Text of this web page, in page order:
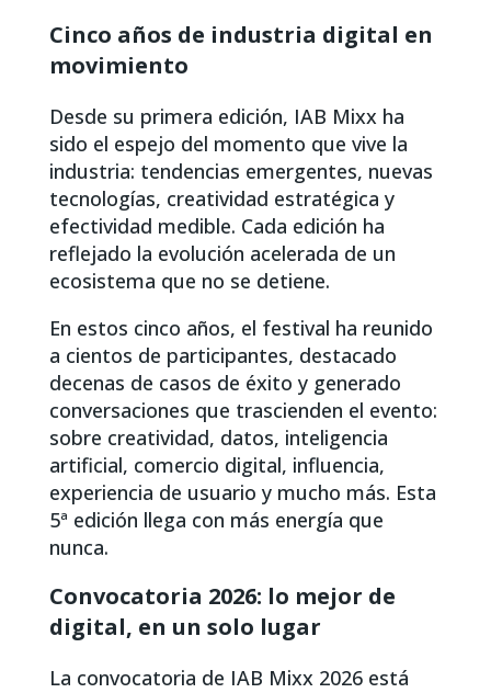
Cinco años de industria digital en
movimiento
Desde su primera edición, IAB Mixx ha
sido el espejo del momento que vive la
industria: tendencias emergentes, nuevas
tecnologías, creatividad estratégica y
efectividad medible. Cada edición ha
reflejado la evolución acelerada de un
ecosistema que no se detiene.
En estos cinco años, el festival ha reunido
a cientos de participantes, destacado
decenas de casos de éxito y generado
conversaciones que trascienden el evento:
sobre creatividad, datos, inteligencia
artificial, comercio digital, influencia,
experiencia de usuario y mucho más. Esta
5ª edición llega con más energía que
nunca.
Convocatoria 2026: lo mejor de
digital, en un solo lugar
La convocatoria de IAB Mixx 2026 está